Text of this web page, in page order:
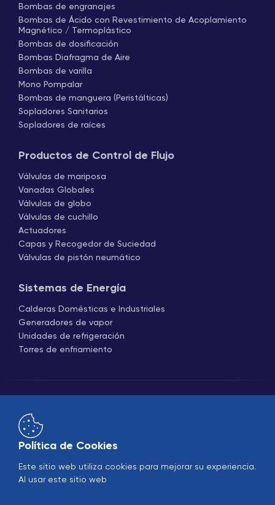
Bombas de engranajes
Bombas de Ácido con Revestimiento de Acoplamiento
Magnético / Termoplástico
Bombas de dosificación
Bombas Diafragma de Aire
Bombas de varilla
Mono Pompalar
Bombas de manguera (Peristálticas)
Sopladores Sanitarios
Sopladores de raíces
Productos de Control de Flujo
Válvulas de mariposa
Vanadas Globales
Válvulas de globo
Válvulas de cuchillo
Actuadores
Capas y Recogedor de Suciedad
Válvulas de pistón neumático
Sistemas de Energía
Calderas Domésticas e Industriales
Generadores de vapor
Unidades de refrigeración
Torres de enfriamiento
ComercioB2B
© 2005-2026 Ekin Industrial - Todos los derechos
Política de Cookies
Este sitio web utiliza cookies para mejorar su experiencia.
Al usar este sitio web